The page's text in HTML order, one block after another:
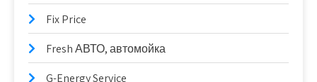
Fix Price
Fresh АВТО, автомойка
G-Energy Service